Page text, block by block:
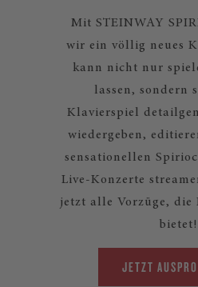
Mit STEINWAY
wir ein völlig neues
kann nicht nur
lassen, sondern
Klavierspiel
wiedergeben,
sensationellen
Live-Konzerte
jetzt alle Vorzüge, die
bietet!
JETZT